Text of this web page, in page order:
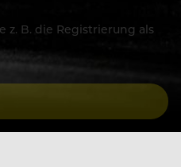
z. B. die Registrierung als